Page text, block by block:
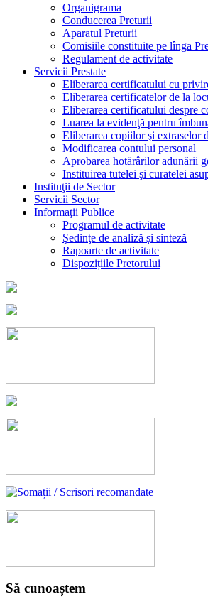
Organigrama
Conducerea Preturii
Aparatul Preturii
Comisiile constituite pe lînga
Regulament de activitate
Servicii Prestate
Eliberarea certificatului cu
Eliberarea certificatelor de la
Eliberarea certificatului despre
Luarea la evidenţă pentru
Eliberarea copiilor şi extraselor
Modificarea contului personal
Aprobarea hotărârilor adunării
Instituirea tutelei şi curatelei
Instituţii de Sector
Servicii Sector
Informaţii Publice
Programul de activitate
Şedinţe de analiză și sinteză
Rapoarte de activitate
Dispozițiile Pretorului
Să cunoaștem